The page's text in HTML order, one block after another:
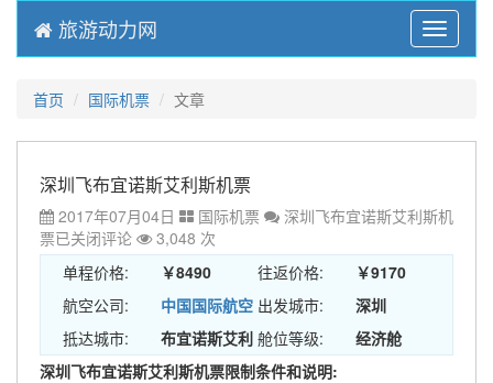
Menu
旅游动力网
首页 国际机票 文章
深圳飞布宜诺斯艾利斯机票
2017年07月04日 国际机票
深圳飞布宜诺斯艾利斯机
票已关闭评论
3,048 次
单程价格:
￥8490 往返价格:
￥9170
航空公司:
中国国际航空 出发城市:
深圳
抵达城市:
布宜诺斯艾利
斯
舱位等级:
经济舱
深圳飞布宜诺斯艾利斯机票限制条件和说明: